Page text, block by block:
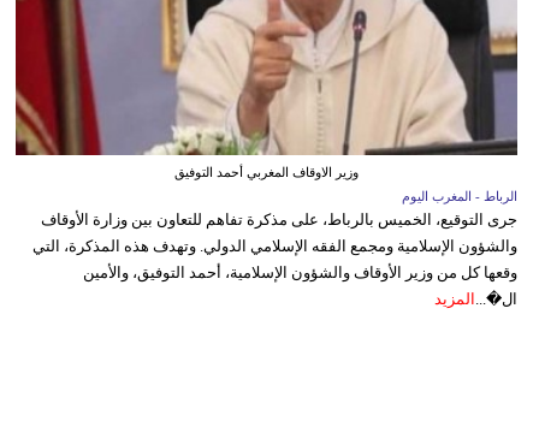
وزير الاوقاف المغربي أحمد التوفيق
الرباط - المغرب اليوم
جرى التوقيع، الخميس بالرباط، على مذكرة تفاهم للتعاون بين وزارة الأوقاف
والشؤون الإسلامية ومجمع الفقه الإسلامي الدولي. وتهدف هذه المذكرة، التي
وقعها كل من وزير الأوقاف والشؤون الإسلامية، أحمد التوفيق، والأمين
ال�... المزيد